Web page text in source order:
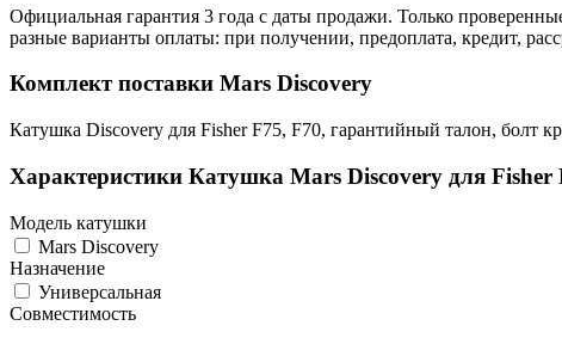
Официальная гарантия 3 года с даты продажи. Только
разные варианты оплаты: при получении, предоплата, кредит,
Комплект поставки Mars Discovery
Катушка Discovery для Fisher F75, F70, гарантийный талон, болт
Характеристики Катушка Mars Discovery для Fisher
Модель катушки
Mars Discovery
Назначение
Универсальная
Совместимость